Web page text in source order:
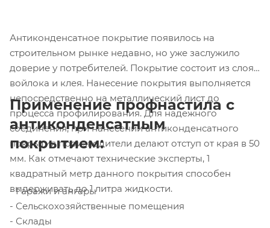
Антиконденсатное покрытие появилось на
строительном рынке недавно, но уже заслужило
доверие у потребителей. Покрытие состоит из слоя
войлока и клея. Нанесение покрытия выполняется
непосредственно на металлический лист до
процесса профилирования. Для надежного
соединения, при нанесении антиконденсатного
покрытия производители делают отступ от края в 50
мм. Как отмечают технические эксперты, 1
квадратный метр данного покрытия способен
выдерживать до 1 литра жидкости.
Применение профнастила с
антиконденсатным
покрытием:
- Гаражи и ангары
- Сельскохозяйственные помещения
- Склады